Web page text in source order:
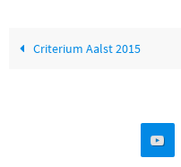
Criterium Aalst 2015